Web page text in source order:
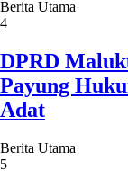
Berita Utama
4
DPRD
Payung
Adat
Berita Utama
5